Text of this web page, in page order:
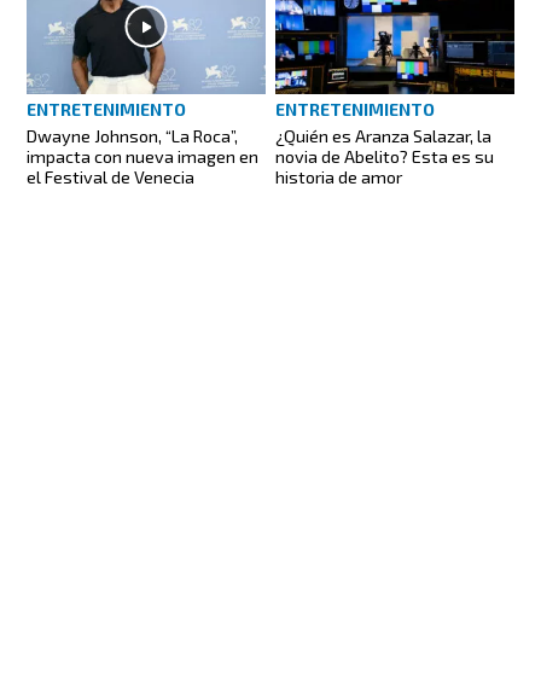
ENTRETENIMIENTO
Dwayne Johnson, “La Roca”,
impacta con nueva imagen en
el Festival de Venecia
ENTRETENIMIENTO
¿Quién es Aranza Salazar, la
novia de Abelito? Esta es su
historia de amor